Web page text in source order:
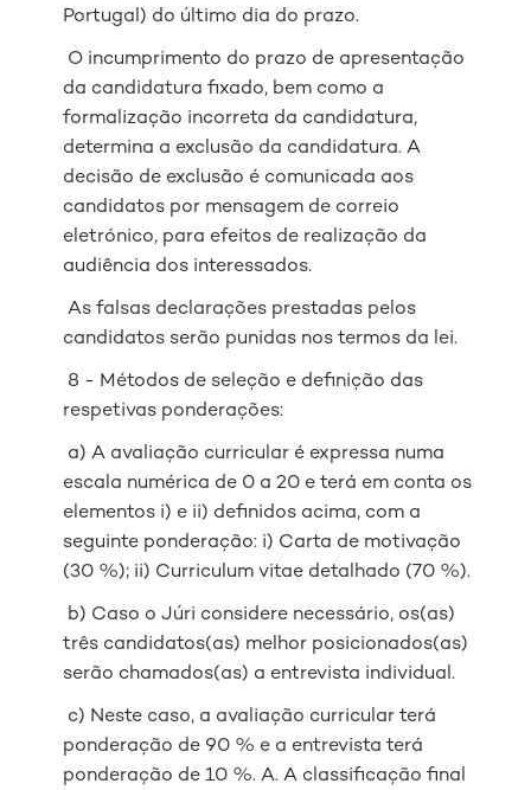
Portugal) do último dia do prazo.
O incumprimento do prazo de apresentação
da candidatura fixado, bem como a
formalização incorreta da candidatura,
determina a exclusão da candidatura. A
decisão de exclusão é comunicada aos
candidatos por mensagem de correio
eletrónico, para efeitos de realização da
audiência dos interessados.
As falsas declarações prestadas pelos
candidatos serão punidas nos termos da lei.
8 - Métodos de seleção e definição das
respetivas ponderações:
a) A avaliação curricular é expressa numa
escala numérica de 0 a 20 e terá em conta os
elementos i) e ii) definidos acima, com a
seguinte ponderação: i) Carta de motivação
(30 %); ii) Curriculum vitae detalhado (70 %).
b) Caso o Júri considere necessário, os(as)
três candidatos(as) melhor posicionados(as)
serão chamados(as) a entrevista individual.
c) Neste caso, a avaliação curricular terá
ponderação de 90 % e a entrevista terá
ponderação de 10 %. A. A classificação final